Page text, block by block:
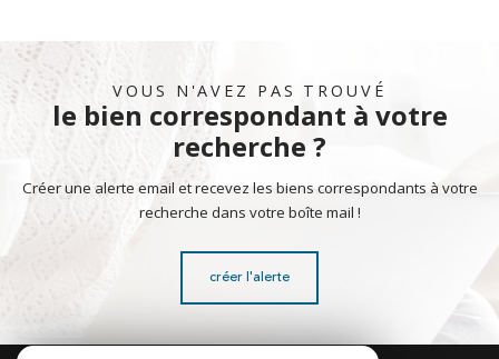
VOUS N'AVEZ PAS TROUVÉ
le bien correspondant à votre
recherche ?
Créer une alerte email et recevez les biens correspondants à votre
recherche dans votre boîte mail !
créer l'alerte